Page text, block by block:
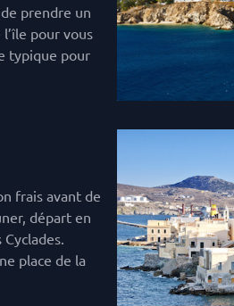
prendre un
pour vous
typique pour
frais avant de
départ en
place de la